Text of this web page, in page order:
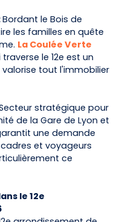
Bordant le Bois de
les familles en quête
La Coulée Verte
le 12e est un
tout l'immobilier
stratégique pour
de la Gare de Lyon et
une demande
et voyageurs
ce
le 12e